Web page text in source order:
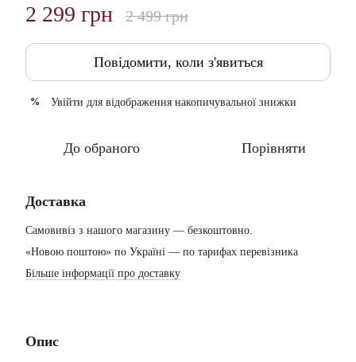
2 299 грн 2 499 грн
Повідомити, коли з'явиться
% Увійти для відображення накопичувальної знижки
До обраного Порівняти
Доставка
Самовивіз з нашого магазину — безкоштовно.
«Новою поштою» по Україні — по тарифах перевізника
Більше інформації про доставку
Опис